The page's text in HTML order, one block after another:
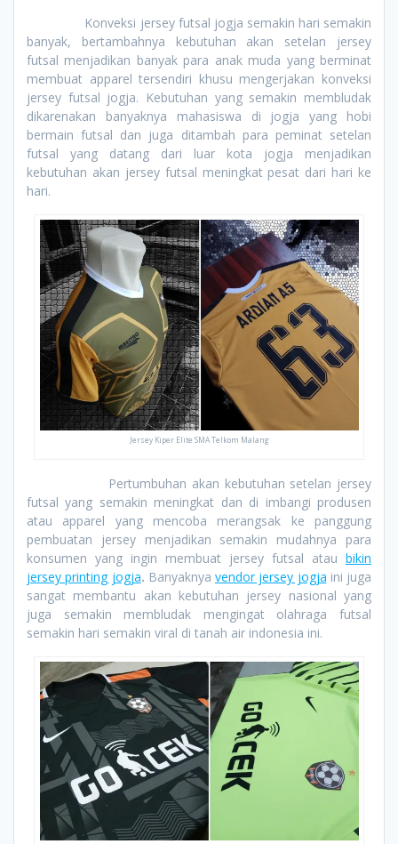
Konveksi jersey futsal jogja semakin hari semakin
banyak, bertambahnya kebutuhan akan setelan jersey
futsal menjadikan banyak para anak muda yang berminat
membuat apparel tersendiri khusu mengerjakan konveksi
jersey futsal jogja. Kebutuhan yang semakin membludak
dikarenakan banyaknya mahasiswa di jogja yang hobi
bermain futsal dan juga ditambah para peminat setelan
futsal yang datang dari luar kota jogja menjadikan
kebutuhan akan jersey futsal meningkat pesat dari hari ke
hari.
Jersey Kiper Elite SMA Telkom Malang
Pertumbuhan akan kebutuhan setelan jersey
futsal yang semakin meningkat dan di imbangi produsen
atau apparel yang mencoba merangsak ke panggung
pembuatan jersey menjadikan semakin mudahnya para
konsumen yang ingin membuat jersey futsal atau bikin
jersey printing jogja. Banyaknya vendor jersey jogja ini juga
sangat membantu akan kebutuhan jersey nasional yang
juga semakin membludak mengingat olahraga futsal
semakin hari semakin viral di tanah air indonesia ini.